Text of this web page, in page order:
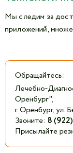
Мы следим за
приложений,
Обращайтесь:
Лечебно-
Оренбург",
г. Оренбург, ул.
Звоните: 8
Присылайте